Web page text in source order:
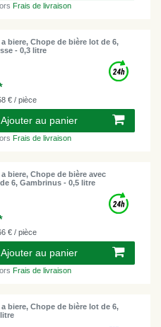
Frais de livraison
a biere, Chope de bière lot de 6,
- 0,3 litre
€ / pièce
Ajouter au panier
Frais de livraison
a biere, Chope de bière avec
6, Gambrinus - 0,5 litre
€ / pièce
Ajouter au panier
Frais de livraison
a biere, Chope de bière lot de 6,